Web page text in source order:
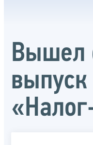
Вышел
выпуск